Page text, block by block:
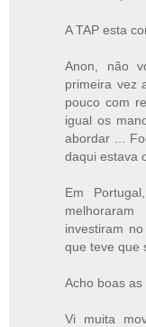
A TAP esta
Anon, não
primeira vez
pouco com
igual os
abordar ...
daqui estava
Em
investiram
que teve que
Acho boas as
Vi muita